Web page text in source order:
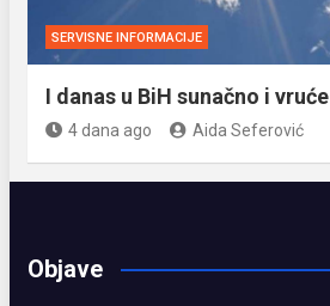
SERVISNE INFORMACIJE
I danas u BiH sunačno i vruće
4 dana ago Aida Seferović
Objave